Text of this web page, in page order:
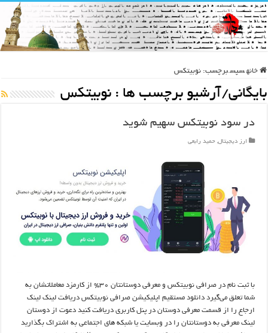
خانه سپس برچسب: نوبیتکس
بایگانی/آرشیو برچسب ها : نوبیتکس
در سود نوبیتکس سهیم شوید
ارز دیجیتال, حمید رابعی
با ثبت نام در صرافی نوبیتکس و معرفی دوستانتان ۳۰% از کارمزد معاملاتشان به
شما تعلق می‌گیرد دانلود مستقیم اپلیکیشن صرافی نوبیتکس دریافت لینک لینک
ارجاع را از قسمت معرفی دوستان در پنل کاربری دریافت کنید دعوت از دوستان
لینک معرفی به دوستانتان را در وبسایت یا شبکه های اجتماعی به اشتراک بگذارید